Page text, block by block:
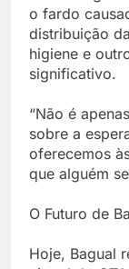
o fardo
distribuição
higiene e
significativo.
“Não é
sobre a
oferecemos
que alguém
O Futuro de
Hoje, Bagual